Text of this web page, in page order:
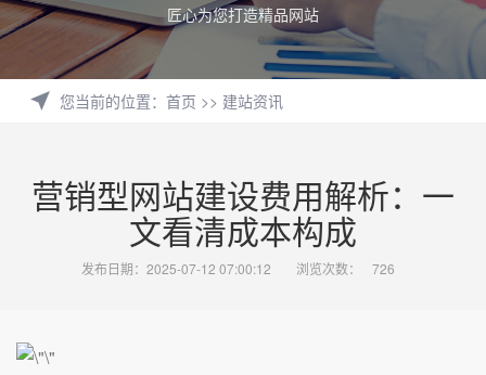
匠心为您打造精品网站
您当前的位置： 首页 >> 建站资讯
营销型网站建设费用解析：一
文看清成本构成
发布日期：2025-07-12 07:00:12 浏览次数： 726